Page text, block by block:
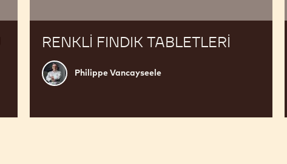
RENKLI FINDIK TABLETLERI
Philippe
Vancayseele
Philippe Vancayseele